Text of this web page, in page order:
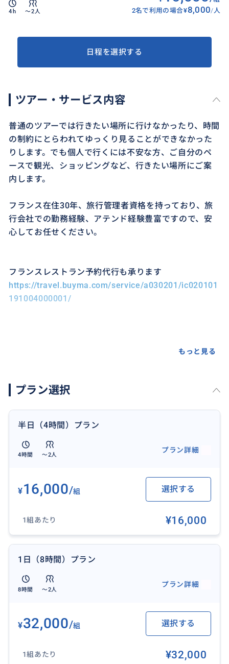
4h 〜2人
2名で利用の場合¥8,000/人
日程を選択する
ツアー・サービス内容
普通のツアーでは行きたい場所に行けなかったり、時間
の制約にとらわれてゆっくり見ることができなかった
りします。でも個人で行くには不安な方、ご自分のペ
ースで観光、ショッピングなど、行きたい場所にご案
内します。
フランス在住30年、旅行管理者資格を持っており、旅
行会社での勤務経験、アテンド経験豊富ですので、安
心してお任せください。
フランスレストラン予約代行も承ります
https://travel.buyma.com/service/a030201/ic020101
191004000001/
もっと見る
プラン選択
半日（4時間）プラン
4時間 〜2人
プラン詳細
¥16,000/組 選択する
1組あたり ¥16,000
1日（8時間）プラン
8時間 〜2人
プラン詳細
¥32,000/組 選択する
1組あたり ¥32,000